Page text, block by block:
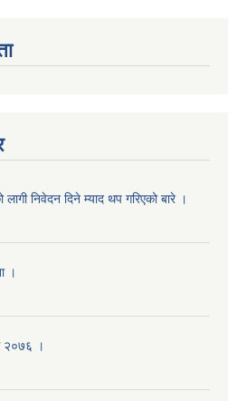
निवेदन दिने म्याद थप गरिएको बारे ।
।
२०७६ ।